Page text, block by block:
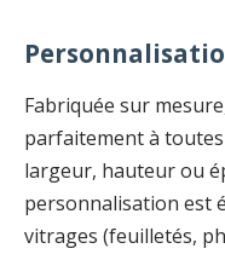
Fabriquée sur
parfaitement à
largeur, hauteur ou
personnalisation est
vitrages (feuilletés,